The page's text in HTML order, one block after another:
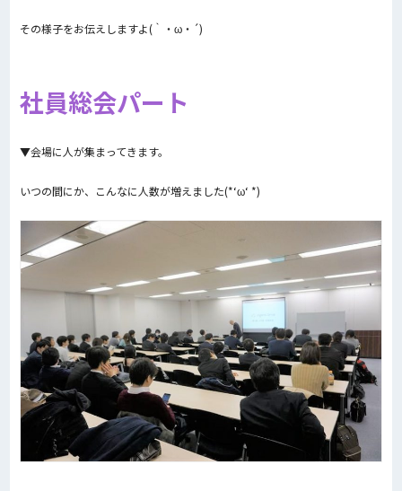
その様子をお伝えしますよ(｀・ω・´)
社員総会パート
▼会場に人が集まってきます。
いつの間にか、こんなに人数が増えました(*‘ω‘ *)